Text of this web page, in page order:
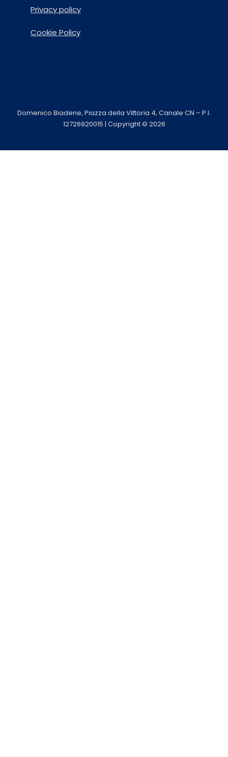
Privacy policy
Cookie Policy
Domenico Biadene, Piazza della Vittoria 4, Canale CN – P.I.
12726920015 | Copyright © 2026
migliore esperienza sul nostro sito. Se continui ad utilizzare
questo sito noi assumiamo che tu ne sia felice.